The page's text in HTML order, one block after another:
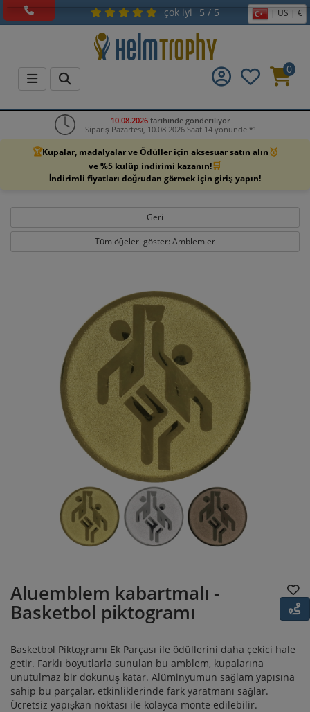
çok iyi 5 / 5 | US | €
0
10.08.2026tarihinde gönderiliyor
Sipariş Pazartesi, 10.08.2026 Saat 14 yönünde.*¹
🏆Kupalar, madalyalar ve Ödüller için aksesuar satın alın🥇
ve %5 kulüp indirimi kazanın!🛒
İndirimli fiyatları doğrudan görmek için giriş yapın!
Geri
Tüm öğeleri göster: Amblemler
Aluemblem kabartmalı -
Basketbol piktogramı
Basketbol Piktogramı Ek Parçası ile ödüllerini daha çekici hale
getir. Farklı boyutlarla sunulan bu amblem, kupalarına
unutulmaz bir dokunuş katar. Alüminyumun sağlam yapısına
sahip bu parçalar, etkinliklerinde fark yaratmanı sağlar.
Ücretsiz yapışkan noktası ile kolayca monte edilebilir.